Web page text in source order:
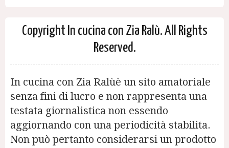
Copyright In cucina con Zia Ralù. All Rights
Reserved.
In cucina con Zia Ralùè un sito amatoriale
senza fini di lucro e non rappresenta una
testata giornalistica non essendo
aggiornando con una periodicità stabilita.
Non può pertanto considerarsi un prodotto